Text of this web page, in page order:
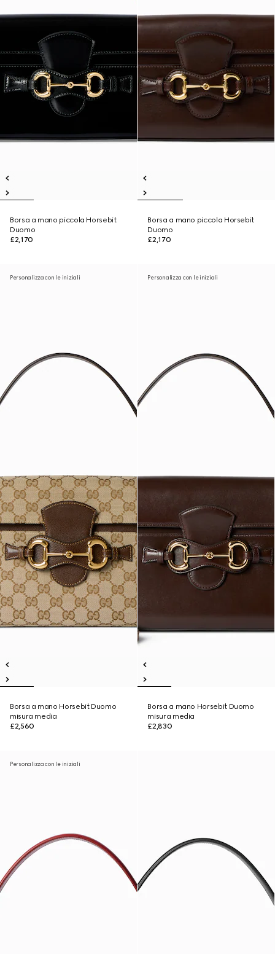
Borsa a mano piccola Horsebit
Duomo
£2,170
Borsa a mano piccola Horsebit
Duomo
£2,170
Personalizza con le iniziali
Borsa a mano Horsebit Duomo
misura media
£2,560
Personalizza con le iniziali
Borsa a mano Horsebit Duomo
misura media
£2,830
Personalizza con le iniziali